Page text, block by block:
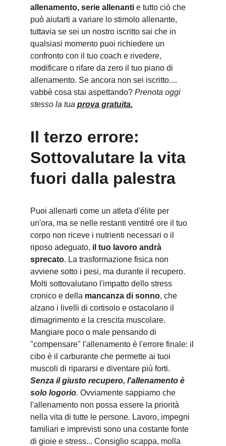
allenamento, serie allenanti e tutto ciò che
può aiutarti a variare lo stimolo allenante,
tuttavia se sei un nostro iscritto sai che in
qualsiasi momento puoi richiedere un
confronto con il tuo coach e rivedere,
modificare o rifare da zero il tuo piano di
allenamento. Se ancora non sei iscritto....
vabbè cosa stai aspettando? Prenota oggi
stesso la tua prova gratuita.
Il terzo errore:
Sottovalutare la vita
fuori dalla palestra
Puoi allenarti come un atleta d'élite per
un'ora, ma se nelle restanti ventitré ore il tuo
corpo non riceve i nutrienti necessari o il
riposo adeguato, il tuo lavoro andrà
sprecato. La trasformazione fisica non
avviene sotto i pesi, ma durante il recupero.
Molti sottovalutano l'impatto dello stress
cronico e della mancanza di sonno, che
alzano i livelli di cortisolo e ostacolano il
dimagrimento e la crescita muscolare.
Mangiare poco o male pensando di
"compensare" l'allenamento è l'errore finale: il
cibo è il carburante che permette ai tuoi
muscoli di ripararsi e diventare più forti.
Senza il giusto recupero, l'allenamento è
solo logorio. Ovviamente sappiamo che
l'allenamento non possa essere la priorità
nella vita di tutte le persone. Lavoro, impegni
familiari e imprevisti sono una costante fonte
di gioie e stress... Consiglio scappa, molla